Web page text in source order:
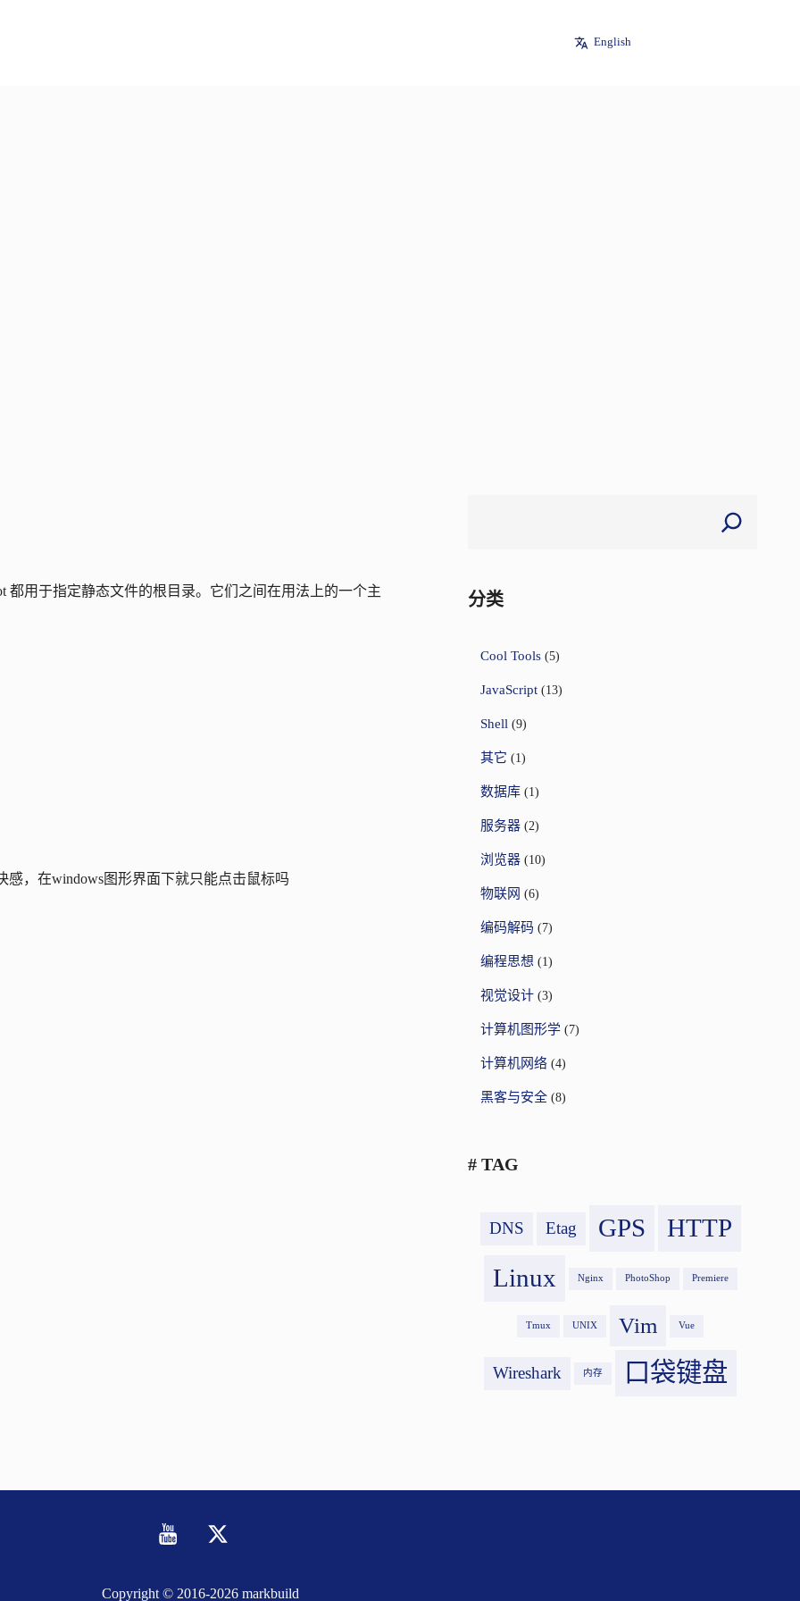
English
都用于指定静态文件的根目录。它们之间在用法上的一个主
感，在windows图形界面下就只能点击鼠标吗
分类
Cool Tools(5)
JavaScript(13)
Shell(9)
其它 (1)
数据库(1)
服务器(2)
浏览器(10)
物联网 (6)
编码解码 (7)
编程思想 (1)
视觉设计(3)
计算机图形学(7)
计算机网络(4)
黑客与安全(8)
# TAG
DNS Etag GPS
HTTP
Linux
Nginx PhotoShop Premiere
Tmux UNIX Vim Vue
Wireshark 内存 口袋键盘
Youtube Twitter
Copyright © 2016-2026 markbuild